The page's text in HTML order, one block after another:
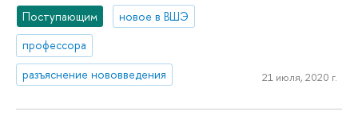
Поступающим
новое в ВШЭ
профессора
разъяснение нововведения
21 июля, 2020 г.